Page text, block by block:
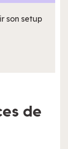
son setup
de